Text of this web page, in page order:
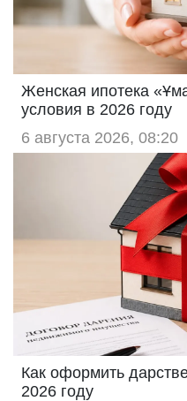
Женская ипотека
условия в 2026 году
6 августа 2026, 08:20
Как оформить
2026 году